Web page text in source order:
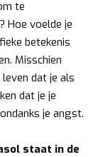
te
Hoe voelde je
betekenis
Misschien
dat je als
dat je je
je angst.
staat in de